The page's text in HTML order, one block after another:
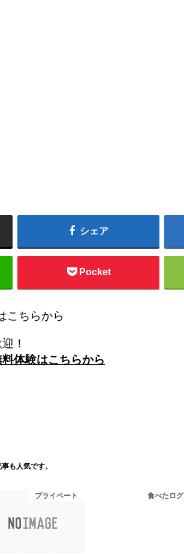
シェア
Pocket
こちらから
！
体験はこちらから
も人気です。
プライベート 食べたログ